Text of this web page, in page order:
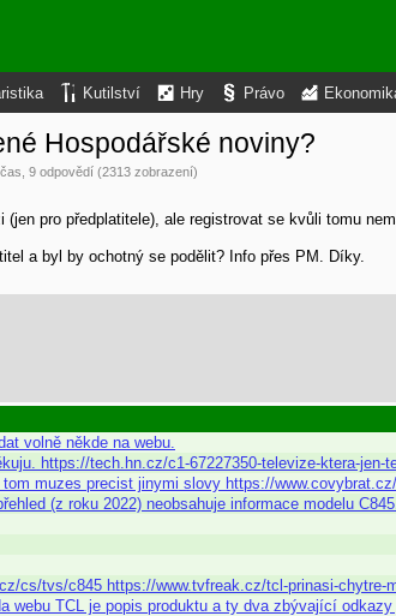
Kutilství Hry Právo
Hospodářské noviny?
, 9 odpovědí (2313 zobrazení)
(jen pro předplatitele), ale registrovat se kvůli tomu
a byl by ochotný se podělit? Info přes PM. Díky.
volně někde na webu.
https://tech.hn.cz/c1-67227350-televize-ktera-jen-
muzes precist jinymi slovy https://
(z roku 2022) neobsahuje informace modelu C845.
cs/tvs/c845 https://www.tvfreak.cz/tcl-prinasi-chytre-
webu TCL je popis produktu a ty dva zbývající odkazy